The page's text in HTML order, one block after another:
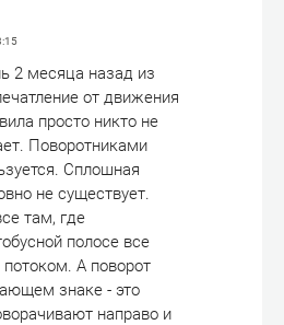
2 месяца назад из
от движения
просто никто не
Поворотниками
Сплошная
не существует.
там, где
полосе все
А поворот
знаке - это
направо и